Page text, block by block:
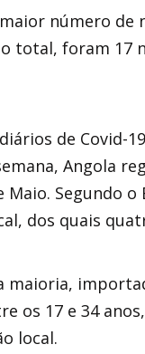
número de
total, foram 17
de Covid-
Angola
Segundo
dos quais
maioria,
os 17 e 34
local.